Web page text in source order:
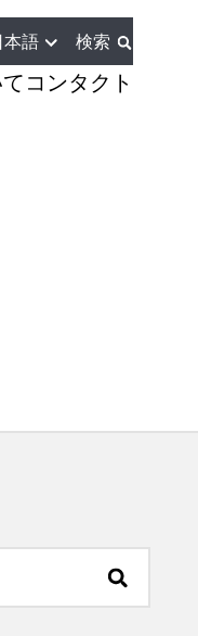
本語 検索
コンタクト